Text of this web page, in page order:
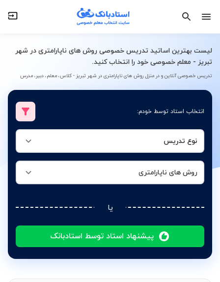
لیست بهترین اساتید تدریس خصوصی روش های ناپارامتری در شهر
تبریز - معلم خصوصی خود را انتخاب کنید.
تدریس خصوصی آنلاین و در منزل روش های ناپارامتری در شهر تبریز - کلاس، معلم، دبیر، مدرس
انتخاب استاد توسط خودم:
نوع تدریس
روش های ناپارامتری
یا
پیشنهاد استاد توسط استادبانک
روش های ناپارامتری